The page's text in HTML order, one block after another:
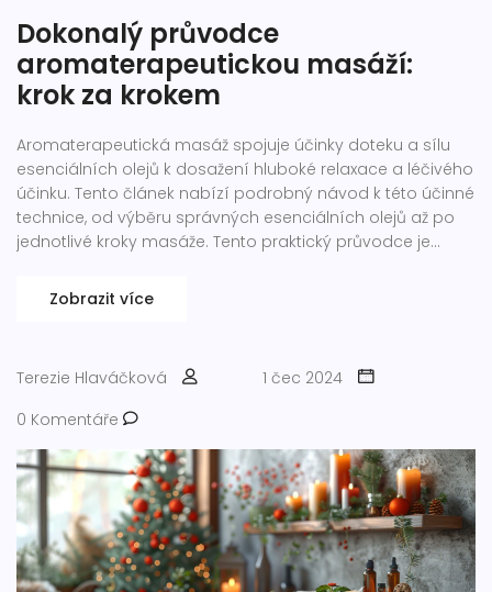
Dokonalý průvodce
aromaterapeutickou masáží:
krok za krokem
Aromaterapeutická masáž spojuje účinky doteku a sílu
esenciálních olejů k dosažení hluboké relaxace a léčivého
účinku. Tento článek nabízí podrobný návod k této účinné
technice, od výběru správných esenciálních olejů až po
jednotlivé kroky masáže. Tento praktický průvodce je
oblasti aromaterapie.
Zobrazit více
Terezie Hlaváčková
1 čec 2024
0 Komentáře